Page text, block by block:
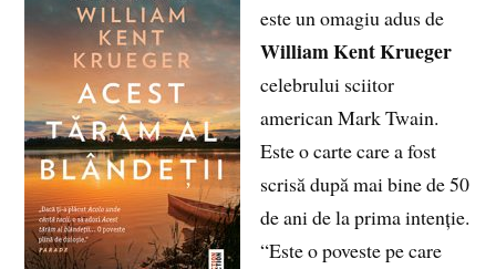
este un omagiu adus de
William Kent Krueger
celebrului sciitor
american Mark Twain.
Este o carte care a fost
scrisă după mai bine de 50
de ani de la prima intenție.
“Este o poveste pe care